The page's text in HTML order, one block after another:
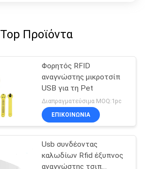
Top Προϊόντα
Φορητός RFID
αναγνώστης μικροτσίπ
USB για τη Pet
Διαπραγματεύσιμα MOQ:1pc
ΕΠΙΚΟΙΝΩΝΙΑ
Usb συνδέοντας
καλωδίων Rfid έξυπνος
αναγνώστης τσιπ